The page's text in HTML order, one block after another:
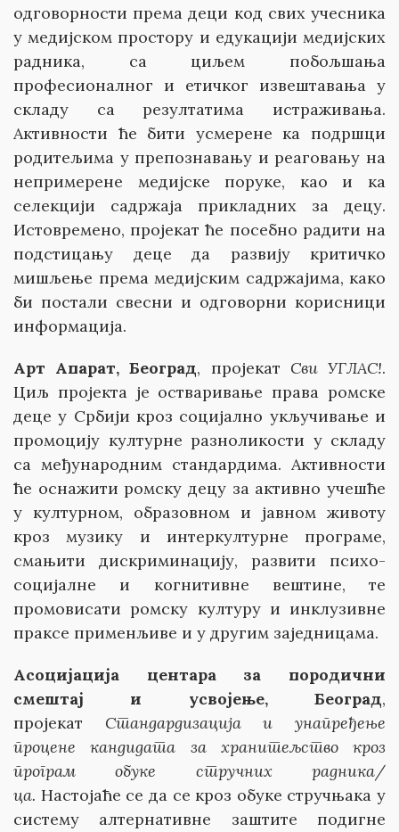
одговорности према деци код свих учесника
у медијском простору и едукацији медијских
радника, са циљем побољшања
професионалног и етичког извештавања у
складу са резултатима истраживања.
Активности ће бити усмерене ка подршци
родитељима у препознавању и реаговању на
непримерене медијске поруке, као и ка
селекцији садржаја прикладних за децу.
Истовремено, пројекат ће посебно радити на
подстицању деце да развију критичко
мишљење према медијским садржајима, како
би постали свесни и одговорни корисници
информација.
Арт Апарат, Београд, пројекат Сви УГЛАС!.
Циљ пројекта је остваривање права ромске
деце у Србији кроз социјално укључивање и
промоцију културне разноликости у складу
са међународним стандардима. Активности
ће оснажити ромску децу за активно учешће
у културном, образовном и јавном животу
кроз музику и интеркултурне програме,
смањити дискриминацију, развити психо-
социјалне и когнитивне вештине, те
промовисати ромску културу и инклузивне
праксе применљиве и у другим заједницама.
Асоцијација центара за породични
смештај и усвојење, Београд,
пројекат Стандардизација и унапређење
процене кандидата за хранитељство кроз
програм обуке стручних радника/
ца. Настојаће се да се кроз обуке стручњака у
систему алтернативне заштите подигне